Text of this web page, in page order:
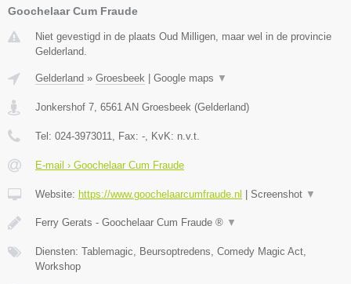
Goochelaar Cum Fraude
Niet gevestigd in de plaats Oud Milligen, maar wel in de provincie
Gelderland.
Gelderland » Groesbeek Google maps ▼
Jonkershof 7, 6561 AN Groesbeek (Gelderland)
Tel: 024-3973011, Fax: -, KvK: n.v.t.
E-mail › Goochelaar Cum Fraude
Website: https://www.goochelaarcumfraude.nl Screenshot ▼
Ferry Gerats - Goochelaar Cum Fraude ® ▼
Diensten: Tablemagic, Beursoptredens, Comedy Magic Act,
Workshop